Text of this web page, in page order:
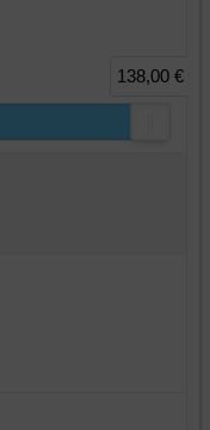
138,00 €